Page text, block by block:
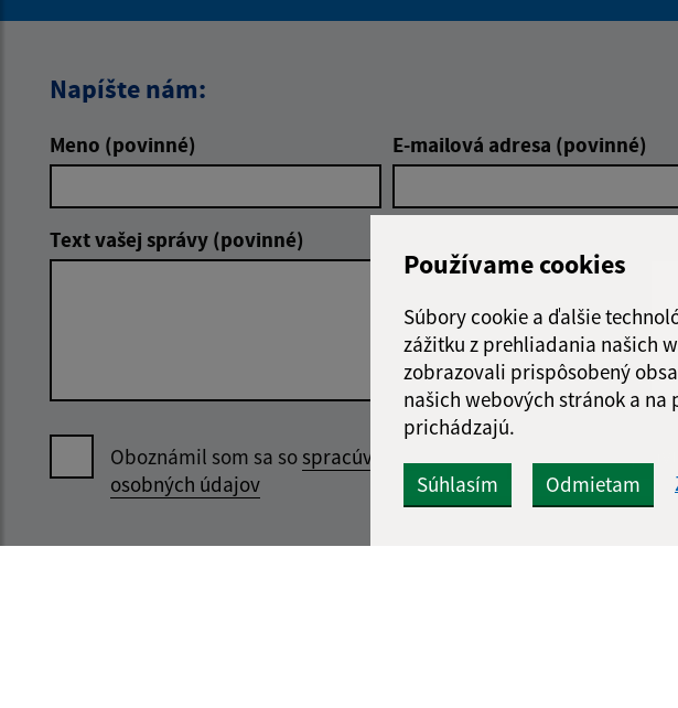
Používame cookies
Súbory cookie a ďalšie
zážitku z prehliadania našich
zobrazovali prispôsobený
našich webových stránok a
prichádzajú.
Súhlasím Odmietam
Napíšte nám:
Meno (povinné) E-mailová adresa (povinné)
Text vašej správy (povinné)
Oboznámil som sa sospracúvaním
osobných údajov